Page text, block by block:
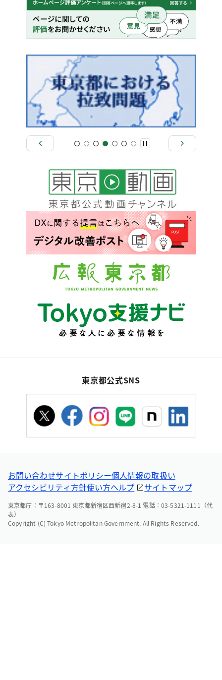
東京都公式SNS
お問い合わせサイトポリシー個人情報の取扱い
アクセシビリティ方針使い方ヘルプ サイトマップ
東京都庁：〒163-8001 東京都新宿区西新宿2-8-1 電話：03-5321-1111（代
表）
Copyright (C) Tokyo Metropolitan Government. All Rights Reserved.